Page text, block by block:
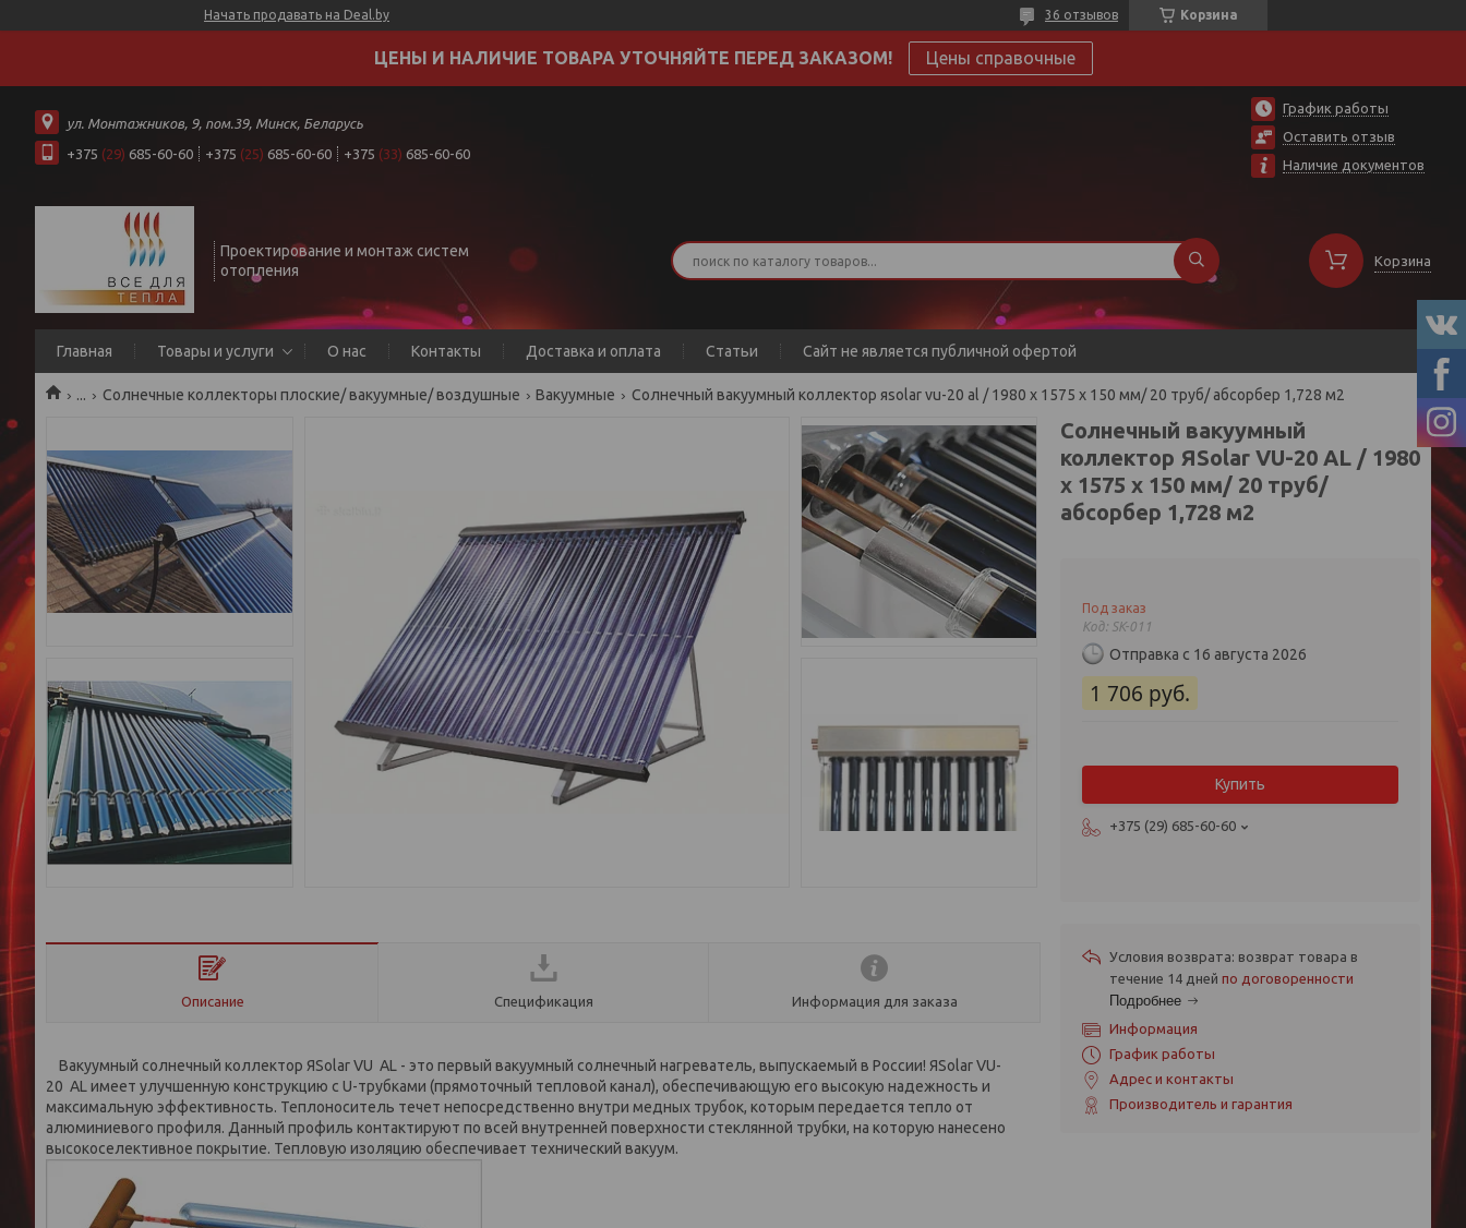
Начать продавать на Deal.by Корзина
36 отзывов
ЦЕНЫ И НАЛИЧИЕ ТОВАРА УТОЧНЯЙТЕ ПЕРЕД ЗАКАЗОМ! Цены справочные
ул. Монтажников, 9, пом.39, Минск, Беларусь
+375 (29) 685-60-60 +375 (25) 685-60-60 +375 (33) 685-60-60
График работы
Оставить отзыв
Наличие документов
Проектирование и монтаж систем
отопления
Корзина
Главная Товары и услуги О нас Контакты Доставка и оплата Статьи Сайт не является публичной офертой
... Солнечные коллекторы плоские/ вакуумные/ воздушные Вакуумные Солнечный вакуумный коллектор яsolar vu-20 al / 1980 x 1575 x 150 мм/ 20 труб/ абсорбер 1,728 м2
Описание Спецификация Информация для заказа
Вакуумный солнечный коллектор ЯSolar VU AL - это первый вакуумный солнечный нагреватель, выпускаемый в России! ЯSolar VU-
20 AL имеет улучшенную конструкцию с U-трубками (прямоточный тепловой канал), обеспечивающую его высокую надежность и
максимальную эффективность. Теплоноситель течет непосредственно внутри медных трубок, которым передается тепло от
алюминиевого профиля. Данный профиль контактируют по всей внутренней поверхности стеклянной трубки, на которую нанесено
высокоселективное покрытие. Тепловую изоляцию обеспечивает технический вакуум.
Солнечный вакуумный
коллектор ЯSolar VU-20 AL / 1980
x 1575 x 150 мм/ 20 труб/
абсорбер 1,728 м2
Под заказ
Код: SK-011
Отправка с 16 августа 2026
1 706 руб.
Купить
+375 (29) 685-60-60
возврат товара в
течение 14 дней по договоренности
Подробнее
Информация
График работы
Адрес и контакты
Производитель и гарантия